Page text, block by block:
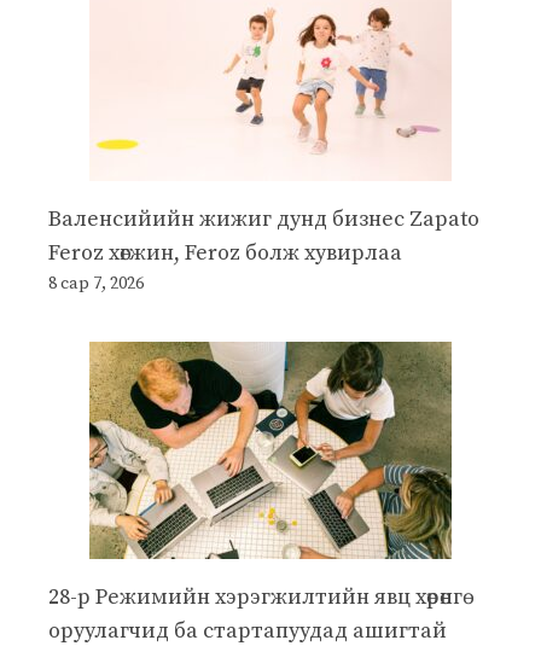
Валенсийийн жижиг дунд бизнес Zapato
Feroz хөгжин, Feroz болж хувирлаа
8 сар 7, 2026
28-р Режимийн хэрэгжилтийн явц хөрөнгө
оруулагчид ба стартапуудад ашигтай